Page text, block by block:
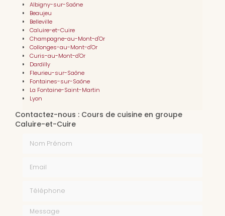
Albigny-sur-Saône
Beaujeu
Belleville
Caluire-et-Cuire
Champagne-au-Mont-d'Or
Collonges-au-Mont-d'Or
Curis-au-Mont-d'Or
Dardilly
Fleurieu-sur-Saône
Fontaines-sur-Saône
La Fontaine-Saint-Martin
Lyon
Contactez-nous : Cours de cuisine en groupe
Caluire-et-Cuire
Message